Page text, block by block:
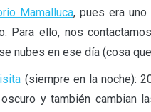
Mamalluca, pues era
Para ello, nos
nubes en ese día (cosa
(siempre en la noche):
y también cambian